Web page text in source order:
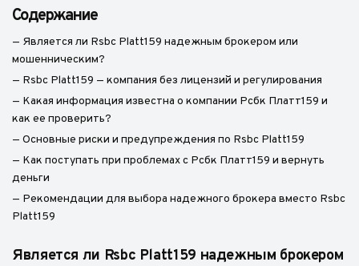
Содержание
— Является ли Rsbc Platt159 надежным брокером или
мошенническим?
— Rsbc Platt159 — компания без лицензий и регулирования
— Какая информация известна о компании Рсбк Платт159 и
как ее проверить?
— Основные риски и предупреждения по Rsbc Platt159
— Как поступать при проблемах с Рсбк Платт159 и вернуть
деньги
— Рекомендации для выбора надежного брокера вместо Rsbc
Platt159
Является ли Rsbc Platt159 надежным брокером